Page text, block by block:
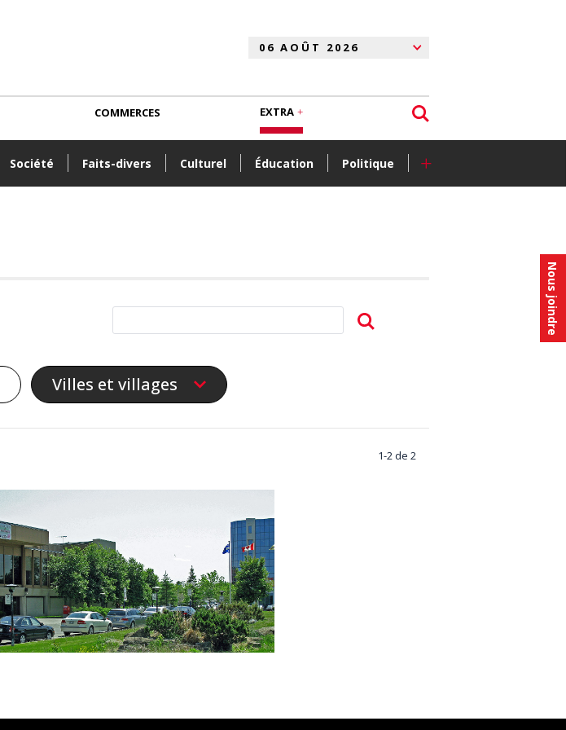
Nous joindre
Société Faits-divers Culturel Éducation Politique +
COMMERCES EXTRA
Villes et villages
1-2 de 2